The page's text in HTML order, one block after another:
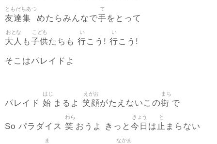
友達集
ともだちあつ
めたらみんなで手
て
をとって
大人
おとな
も子供
こども
たちも 行
い
こう! 行
い
こう!
そこはパレイドよ
パレイド 始
はじ
まるよ 笑顔
えがお
がたえないこの街
まち
で
So パラダイス 笑
わら
おうよ きっと 今日
きょう
は止
と
まらない
ま なかま